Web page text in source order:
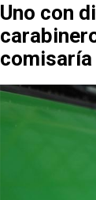
Uno con
comisaría